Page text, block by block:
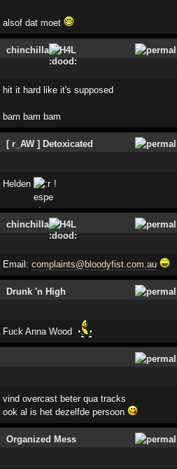
alsof dat moet
chinchilla
H4L
hit it hard like it's supposed
bam bam bam
[ r_AW ] Detoxicated
Helden !
chinchilla
H4L
Email: complaints@bloodyfist.com.au
Drunk 'n High
Fuck Anna Wood
vind overcast beter qua tracks
ook al is het dezelfde persoon
Organized Mess